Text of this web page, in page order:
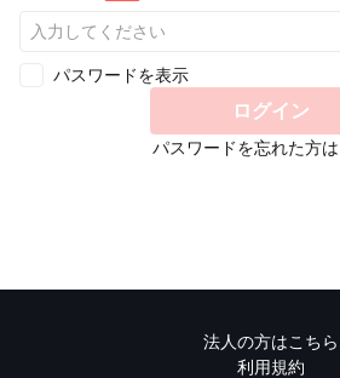
パスワードを表示
ログイン
パスワードを忘れた方は
法人の方はこちら
利用規約